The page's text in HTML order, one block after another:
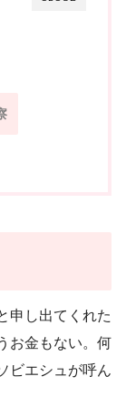
申し出てくれた
お金もない。何
ビエシュが呼ん